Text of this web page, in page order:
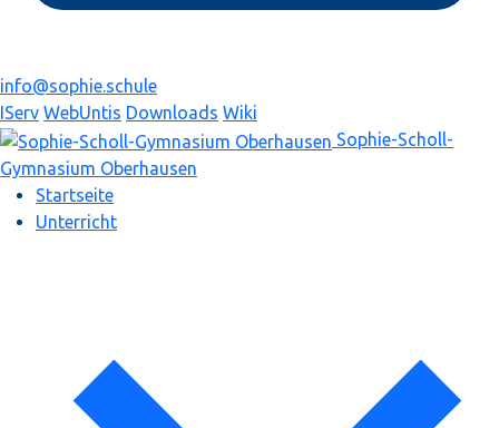
info@sophie.schule
IServ WebUntis Downloads Wiki
Sophie-Scholl-
Gymnasium Oberhausen
Startseite
Unterricht